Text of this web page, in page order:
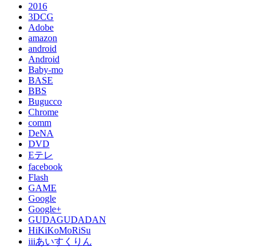
2016
3DCG
Adobe
amazon
android
Android
Baby-mo
BASE
BBS
Bugucco
Chrome
comm
DeNA
DVD
Eテレ
facebook
Flash
GAME
Google
Google+
GUDAGUDADAN
HiKiKoMoRiSu
iiiあいすくりん